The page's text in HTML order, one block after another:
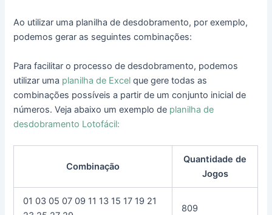
Ao utilizar uma planilha de desdobramento, por exemplo,
podemos gerar as seguintes combinações:
Para facilitar o processo de desdobramento, podemos
utilizar uma planilha de Excel que gere todas as
combinações possíveis a partir de um conjunto inicial de
números. Veja abaixo um exemplo de planilha de
desdobramento Lotofácil:
Combinação
Quantidade de
Jogos
01 03 05 07 09 11 13 15 17 19 21
809